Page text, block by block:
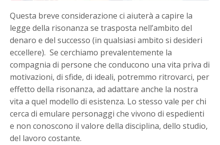
Questa breve considerazione ci aiuterà a capire la
legge della risonanza se trasposta nell’ambito del
denaro e del successo (in qualsiasi ambito si desideri
eccellere). Se cerchiamo prevalentemente la
compagnia di persone che conducono una vita priva di
motivazioni, di sfide, di ideali, potremmo ritrovarci, per
effetto della risonanza, ad adattare anche la nostra
vita a quel modello di esistenza. Lo stesso vale per chi
cerca di emulare personaggi che vivono di espedienti
e non conoscono il valore della disciplina, dello studio,
del lavoro costante.